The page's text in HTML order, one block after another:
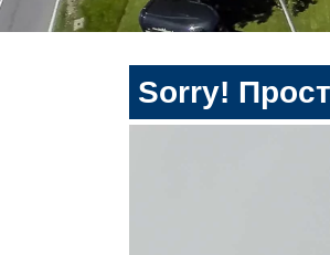
Sorry!